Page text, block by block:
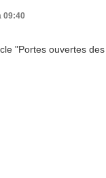
09:40